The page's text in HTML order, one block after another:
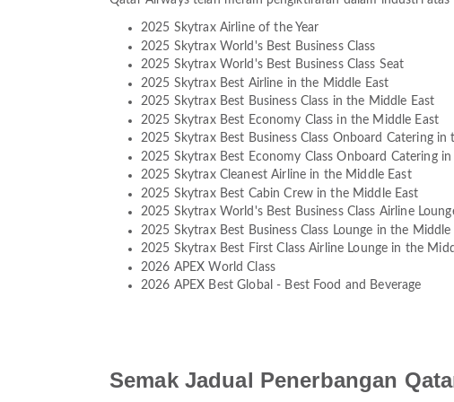
2025 Skytrax Airline of the Year
2025 Skytrax World's Best Business Class
2025 Skytrax World's Best Business Class Seat
2025 Skytrax Best Airline in the Middle East
2025 Skytrax Best Business Class in the Middle East
2025 Skytrax Best Economy Class in the Middle East
2025 Skytrax Best Business Class Onboard Catering in
2025 Skytrax Best Economy Class Onboard Catering
2025 Skytrax Cleanest Airline in the Middle East
2025 Skytrax Best Cabin Crew in the Middle East
2025 Skytrax World's Best Business Class Airline
2025 Skytrax Best Business Class Lounge in the Middle
2025 Skytrax Best First Class Airline Lounge in the
2026 APEX World Class
2026 APEX Best Global - Best Food and Beverage
Semak Jadual Penerbangan